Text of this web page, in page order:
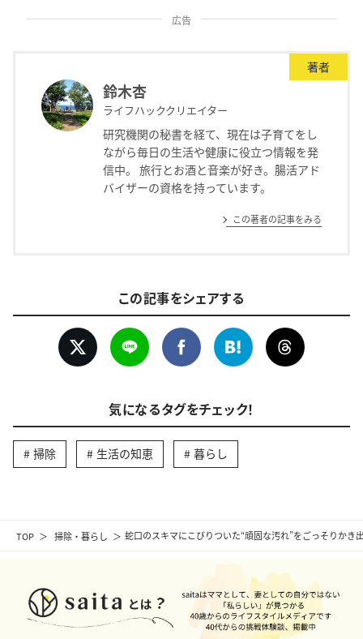
TOP 掃除・暮らし 蛇口のスキマにこびりついた“頑固な汚れ”をごっそりかき
広告
著者
鈴木杏
ライフハッククリエイター
研究機関の秘書を経て、現在は子育てをし
ながら毎日の生活や健康に役立つ情報を発
信中。 旅行とお酒と音楽が好き。腸活アド
バイザーの資格を持っています。
この著者の記事をみる
この記事をシェアする
気になるタグをチェック！
掃除 生活の知恵 暮らし